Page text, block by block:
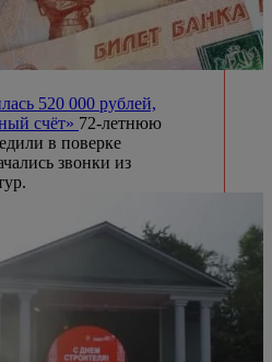
520 000 рублей,
счёт» 72-летнюю
в поверке
звонки из